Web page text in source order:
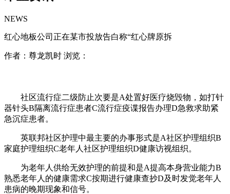
NEWS
红心地板公司正在某市投放告白称“红心牌原拆
作者：尊龙凯时 浏览：
社区流行症二级防止次要是A处置好医疗烧毁物，如打针
器针头B隔离流行症患者C流行症疫谍报告办理D急救求助紧
急沉症患者。
英联邦社区护理中最主要的办事形式是A社区护理组织B
家庭护理组织C老年人社区护理组织D健康访视组织。
为老年人供给无效护理的前提和是A提高本身营业能力B
熟悉老年人的健康需求C按期进行健康查抄D及时发觉老年人
患病的晚期现象和信号。